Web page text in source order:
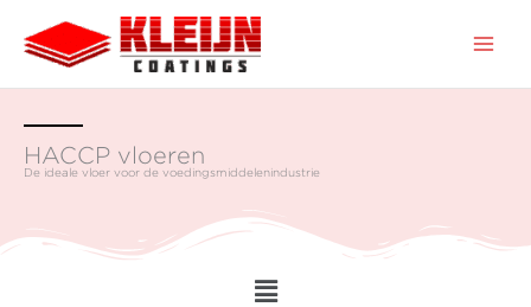
naar
inhoud
HACCP vloeren
De ideale vloer voor de voedingsmiddelenindustrie
Main